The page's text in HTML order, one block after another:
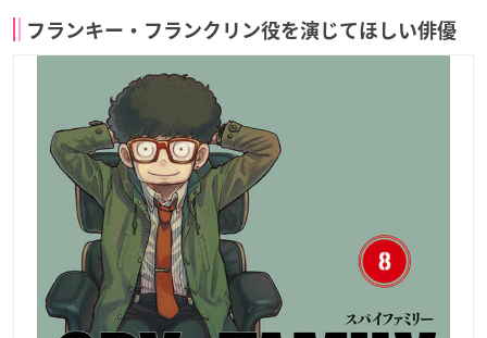
フランキー・フランクリン役を演じてほしい俳優